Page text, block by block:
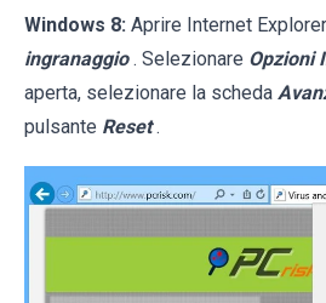
Windows 8: Aprire Internet
ingranaggio . Selezionare Opzioni
aperta, selezionare la scheda
pulsante Reset .